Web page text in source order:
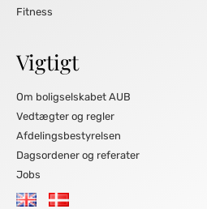
Fitness
Vigtigt
Om boligselskabet AUB
Vedtægter og regler
Afdelingsbestyrelsen
Dagsordener og referater
Jobs